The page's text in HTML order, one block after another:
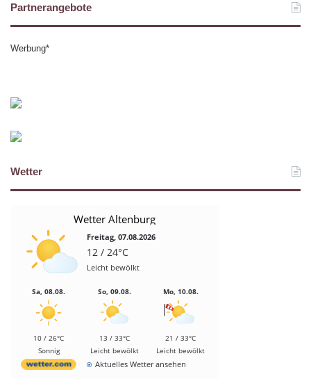
Partnerangebote
Werbung*
Wetter
Wetter Altenburg
Freitag, 07.08.2026
12 / 24°C
Leicht bewölkt
Sa, 08.08.
10 / 26°C
Sonnig
So, 09.08.
13 / 33°C
Leicht bewölkt
Mo, 10.08.
21 / 33°C
Leicht bewölkt
Aktuelles Wetter ansehen